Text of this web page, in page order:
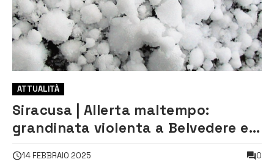
ATTUALITÀ
Siracusa | Allerta maltempo:
grandinata violenta a Belvedere e
14 FEBBRAIO 2025 0